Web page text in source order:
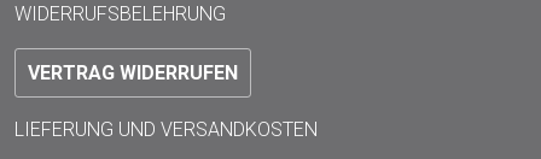
WIDERRUFSBELEHRUNG
VERTRAG WIDERRUFEN
LIEFERUNG UND VERSANDKOSTEN